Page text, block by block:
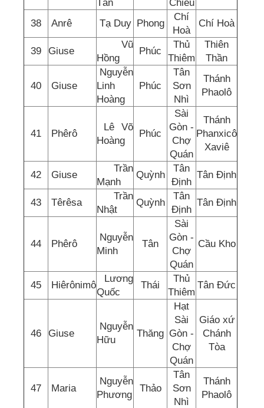
Tấn Chiếu
38 Anrê Tạ Duy Phong
Chí
Hoà
Chí Hoà
39 Giuse
Vũ
Hồng
Phúc
Thủ
Thiêm
Thiên
Thần
40 Giuse
Nguyễn
Linh
Hoàng
Phúc
Tân
Sơn
Nhì
Thánh
Phaolô
41 Phêrô
Lê Võ
Hoàng
Phúc
Sài
Gòn -
Chợ
Quán
Thánh
Phanxicô
Xaviê
42 Giuse
Trần
Mạnh
Quỳnh
Tân
Định
Tân Định
43 Têrêsa
Trần
Nhật
Quỳnh
Tân
Định
Tân Định
44 Phêrô
Nguyễn
Minh
Tân
Sài
Gòn -
Chợ
Quán
Cầu Kho
45 Hiêrônimô
Lương
Quốc
Thái
Thủ
Thiêm
Tân Đức
46 Giuse
Nguyễn
Hữu
Thăng
Hạt
Sài
Gòn -
Chợ
Quán
Giáo xứ
Chánh
Tòa
47 Maria
Nguyễn
Phương
Thảo
Tân
Sơn
Nhì
Thánh
Phaolô